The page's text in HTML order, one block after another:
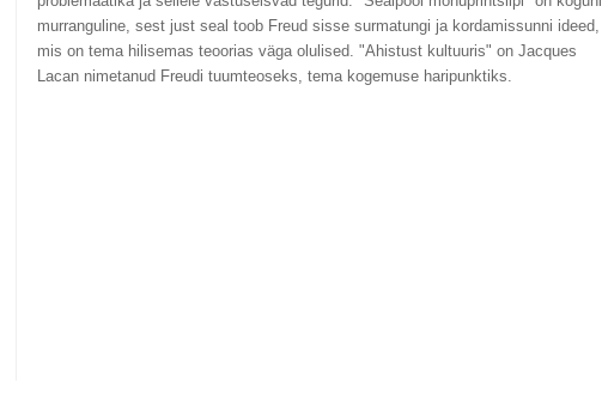
murranguline, sest just seal toob Freud sisse surmatungi ja kordamissunni ideed,
mis on tema hilisemas teoorias väga olulised. "Ahistust kultuuris" on Jacques
Lacan nimetanud Freudi tuumteoseks, tema kogemuse haripunktiks.